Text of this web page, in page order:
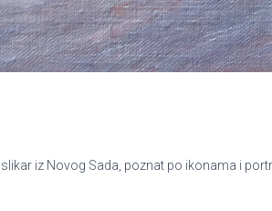
iz Novog Sada, poznat po ikonama i